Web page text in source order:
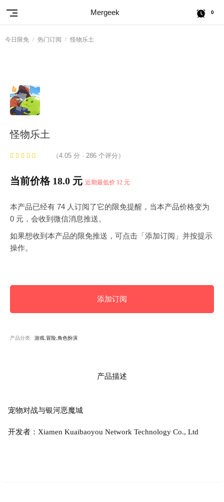
Mergeek 0
今日限免 热门订阅 怪物乐土
怪物乐土
（4.05 分 · 286 个评分）
当前价格 18.0 元 近期最低价 12 元
本产品已经有 74 人订阅了它的限免提醒，当本产品价格变为
0 元，会收到微信消息推送。
如果想收到本产品的限免推送，可点击「添加订阅」并按提示
操作。
添加订阅
产品分类: 游戏,冒险,角色扮演
产品描述
宠物对战与银河恶魔城
开发者：Xiamen Kuaibaoyou Network Technology Co., Ltd